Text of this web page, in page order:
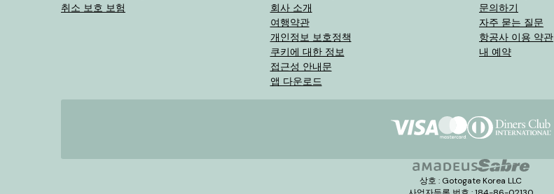
취소 보호 보험
회사 소개
여행약관
개인정보 보호정책
쿠키에 대한 정보
접근성 안내문
앱 다운로드
문의하기
자주 묻는 질문
항공사 이용 약관
내 예약
상호 : Gotogate Korea LLC